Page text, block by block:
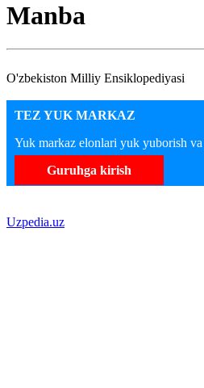
Manba
O'zbekiston Milliy Ensiklopediyasi
TEZ YUK MARKAZ
Yuk markaz elonlari yuk yuborish
Guruhga kirish
Uzpedia.uz